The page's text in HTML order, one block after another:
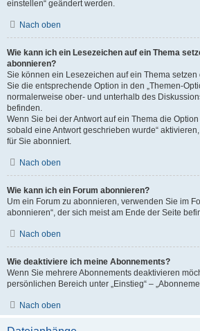
einstellen“ geändert werden.
Nach oben
Wie kann ich ein Lesezeichen auf ein Thema
abonnieren?
Sie können ein Lesezeichen auf ein Thema
Sie die entsprechende Option in den „Themen-
normalerweise ober- und unterhalb des
befinden.
Wenn Sie bei der Antwort auf ein Thema die
sobald eine Antwort geschrieben wurde“
für Sie abonniert.
Nach oben
Wie kann ich ein Forum abonnieren?
Um ein Forum zu abonnieren, verwenden Sie im
abonnieren“, der sich meist am Ende der Seite
Nach oben
Wie deaktiviere ich meine Abonnements?
Wenn Sie mehrere Abonnements deaktivieren
persönlichen Bereich unter „Einstieg“ –
Nach oben